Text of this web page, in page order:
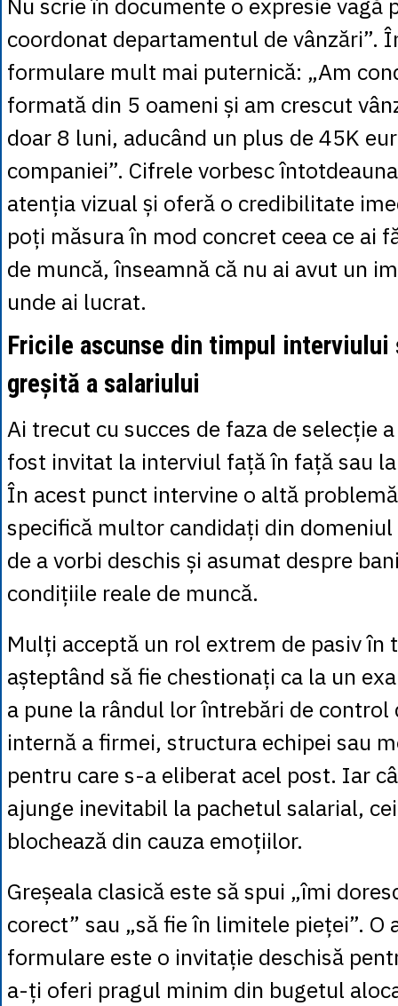
coordonat departamentul de vânzări”.
formulare mult mai puternică: „Am
formată din 5 oameni și am crescut
doar 8 luni, aducând un plus de 45K
companiei”. Cifrele vorbesc
atenția vizual și oferă o credibilitate
poți măsura în mod concret ceea ce ai
de muncă, înseamnă că nu ai avut un
unde ai lucrat.
Fricile ascunse din timpul interviului
greșită a salariului
Ai trecut cu succes de faza de selecție
fost invitat la interviul față în față sau
În acest punct intervine o altă
specifică multor candidați din
de a vorbi deschis și asumat despre
condițiile reale de muncă.
Mulți acceptă un rol extrem de pasiv
așteptând să fie chestionați ca la un
a pune la rândul lor întrebări de control
internă a firmei, structura echipei sau
pentru care s-a eliberat acel post. Iar
ajunge inevitabil la pachetul salarial,
blochează din cauza emoțiilor.
Greșeala clasică este să spui „îmi
corect” sau „să fie în limitele pieței”. O
formulare este o invitație deschisă
a-ți oferi pragul minim din bugetul